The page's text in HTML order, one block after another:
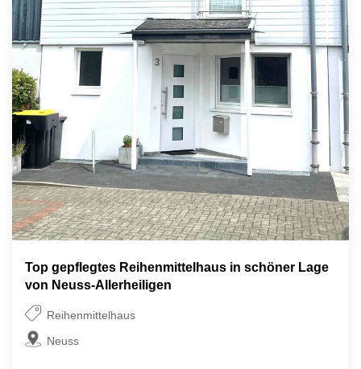
Top gepflegtes Reihenmittelhaus in schöner Lage
von Neuss-Allerheiligen
Reihenmittelhaus
Neuss